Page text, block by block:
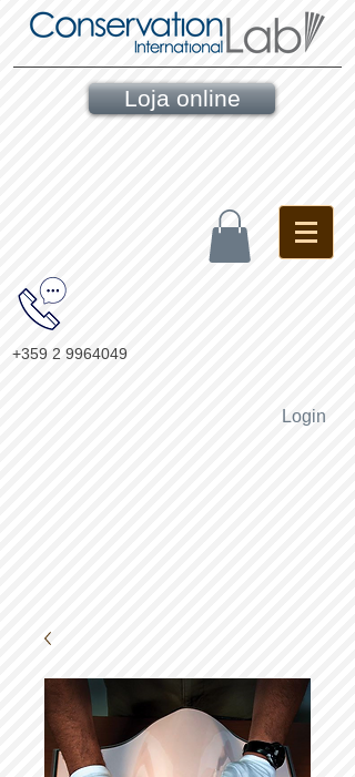
Loja online
+359 2 9964049
Login